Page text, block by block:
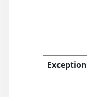
Exception